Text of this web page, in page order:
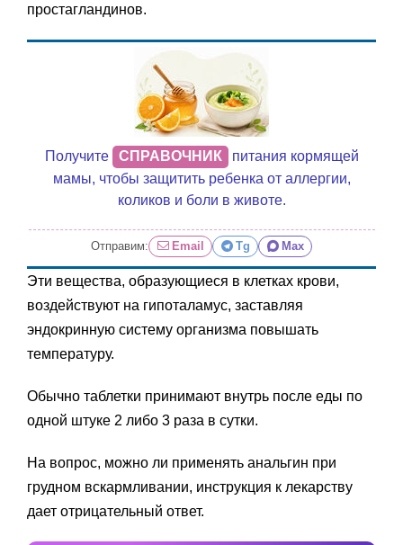
простагландинов.
Получите СПРАВОЧНИК
питания кормящей
мамы, чтобы защитить ребенка от аллергии,
коликов и боли в животе.
Отправим: Email Tg Max
Эти вещества, образующиеся в клетках крови,
воздействуют на гипоталамус, заставляя
эндокринную систему организма повышать
температуру.
Обычно таблетки принимают внутрь после еды по
одной штуке 2 либо 3 раза в сутки.
На вопрос, можно ли применять анальгин при
грудном вскармливании, инструкция к лекарству
дает отрицательный ответ.